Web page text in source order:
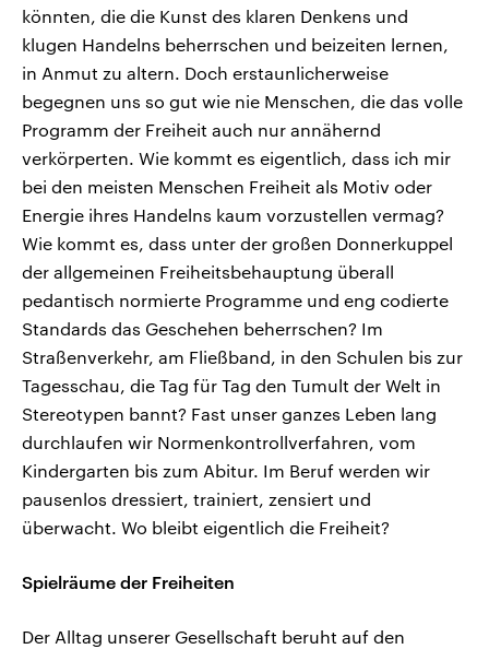
könnten, die die Kunst des klaren Denkens und
klugen Handelns beherrschen und beizeiten lernen,
in Anmut zu altern. Doch erstaunlicherweise
begegnen uns so gut wie nie Menschen, die das volle
Programm der Freiheit auch nur annähernd
verkörperten. Wie kommt es eigentlich, dass ich mir
bei den meisten Menschen Freiheit als Motiv oder
Energie ihres Handelns kaum vorzustellen vermag?
Wie kommt es, dass unter der großen Donnerkuppel
der allgemeinen Freiheitsbehauptung überall
pedantisch normierte Programme und eng codierte
Standards das Geschehen beherrschen? Im
Straßenverkehr, am Fließband, in den Schulen bis zur
Tagesschau, die Tag für Tag den Tumult der Welt in
Stereotypen bannt? Fast unser ganzes Leben lang
durchlaufen wir Normenkontrollverfahren, vom
Kindergarten bis zum Abitur. Im Beruf werden wir
pausenlos dressiert, trainiert, zensiert und
überwacht. Wo bleibt eigentlich die Freiheit?
Spielräume der Freiheiten
Der Alltag unserer Gesellschaft beruht auf den